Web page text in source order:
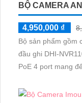
BỘ CAMERA
4,950,000 ₫
Bộ sản phẩm gồm
đầu ghi DHI-
PoE 4 port mang